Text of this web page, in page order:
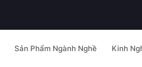
Sản Phẩm Ngành Nghề Kinh